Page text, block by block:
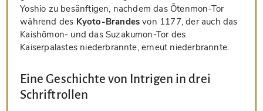
Yoshio zu besänftigen, nachdem das Ōtenmon-Tor
während des Kyoto-Brandes von 1177, der auch das
Kaishōmon- und das Suzakumon-Tor des
Kaiserpalastes niederbrannte, erneut niederbrannte.
Eine Geschichte von Intrigen in drei
Schriftrollen